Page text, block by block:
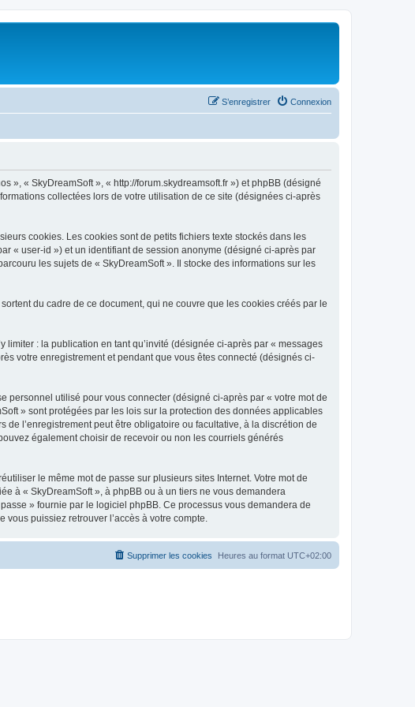
Connexion
S’enregistrer
», « SkyDreamSoft », « http://forum.skydreamsoft.fr ») et phpBB (désigné
collectées lors de votre utilisation de ce site (désignées ci-après
cookies. Les cookies sont de petits fichiers texte stockés dans les
« user-id ») et un identifiant de session anonyme (désigné ci-après par
les sujets de « SkyDreamSoft ». Il stocke des informations sur les
du cadre de ce document, qui ne couvre que les cookies créés par le
: la publication en tant qu’invité (désignée ci-après par « messages
votre enregistrement et pendant que vous êtes connecté (désignés ci-
personnel utilisé pour vous connecter (désigné ci-après par « votre mot de
» sont protégées par les lois sur la protection des données applicables
l’enregistrement peut être obligatoire ou facultative, à la discrétion de
également choisir de recevoir ou non les courriels générés
le même mot de passe sur plusieurs sites Internet. Votre mot de
à « SkyDreamSoft », à phpBB ou à un tiers ne vous demandera
» fournie par le logiciel phpBB. Ce processus vous demandera de
puissiez retrouver l’accès à votre compte.
Heures au format UTC+02:00
Supprimer les cookies